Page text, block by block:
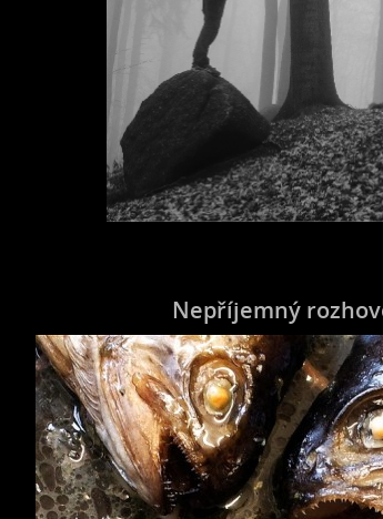
Nepříjemný